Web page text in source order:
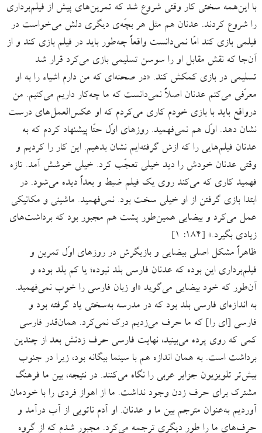
با این‌همه سختی کار وقتی شروع شد که تمرین‌های پیش از فیلم‌برداری
را شروع کردند. عدنان هم مثل هر بچّه‌ی دیگری دلش می‌خواست در
فیلمی بازی کند امّا نمی‌دانست واقعاً چه‌طور باید در فیلم بازی کند و از
آن‌جا که نقش مقابل او را سوسن تسلیمی بازی می‌کرد قرار شد
تسلیمی در بازی کمکش کند. «در صحنه‌ای که من دارم اشیاء را به او
معرّفی می‌کنم عدنان اصلاً نمی‌دانست که ما چه‌کار داریم می‌کنیم. من
درواقع باید با بازی خودم کاری می‌کردم که او عکس‌العمل‌های درست
نشان دهد. اوّل هم نمی‌فهمید. روزهای اوّل حتّا پیشنهاد کردم که به
عدنان فیلم‌‌هایی را که ازش گرفته‌ایم نشان بدهیم. این کار را کردیم و
وقتی عدنان خودش را دید خیلی تعجّب کرد. خیلی خوشش آمد. تازه
فهمید کاری که می‌کند روی یک فیلم ضبط و بعداً دیده می‌شود. در
ابتدا بازی گرفتن از او خیلی سخت بود. نمی‌فهمید. ماشینی و مکانیکی
عمل می‌کرد و بیضایی همین‌طور پشت هم مجبور بود که برداشت‌های
زیادی بگیرد.» [۱۸۴: ۱]
ظاهراً مشکل اصلی بیضایی و بازیگرش در روزهای اوّل تمرین و
فیلم‌برداری این بوده که عدنان فارسی بلد نبوده؛ یا کم بلد بوده و
آن‌طور که خود بیضایی می‌گوید «او زبان فارسی را خوب نمی‌فهمید.
به اندازه‌ای فارسی بلد بود که در مدرسه به‌سختی یاد گرفته بود و
فارسی [ای را] که ما حرف می‌زدیم درک نمی‌کرد. همان‌قدر فارسی
کمی که روی پرده می‌بینید، نهایت فارسی حرف‌ زدنش بعد از چندین
برداشت است. به همان اندازه هم با سینما بیگانه بود، زیرا در جنوب
بیش‌تر تلویزیون جزایر عربی را نگاه می‌کنند. در نتیجه، بین ما فرهنگ
مشترک برای حرف زدن وجود نداشت. ما از اهواز فردی را با خودمان
آوردیم به‌عنوان مترجم بین ما و عدنان. او آدم ناتویی از آب درآمد و
حرف‌های ما را طور دیگری ترجمه می‌کرد. مجبور شدم که از گروه